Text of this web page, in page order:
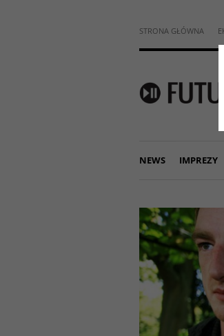
STRONA GŁÓWNA
NEWS IMPREZY